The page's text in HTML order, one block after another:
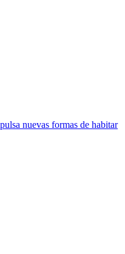
nuevas formas de habitar